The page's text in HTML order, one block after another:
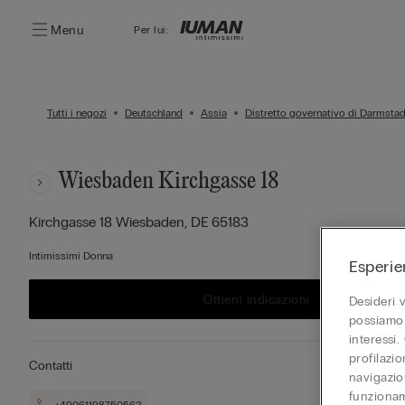
Menu Per lui:
Tutti i negozi Deutschland Assia Distretto governativo di
Wiesbaden Kirchgasse 18
Kirchgasse 18 Wiesbaden, DE 65183
Intimissimi Donna
Ottieni indicazioni
Contatti
Desideri
interessi.